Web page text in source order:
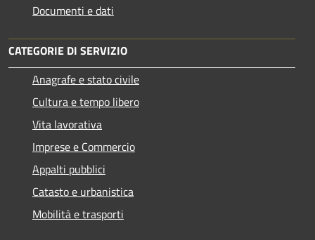
Documenti e dati
CATEGORIE DI SERVIZIO
Anagrafe e stato civile
Cultura e tempo libero
Vita lavorativa
Imprese e Commercio
Appalti pubblici
Catasto e urbanistica
Mobilità e trasporti